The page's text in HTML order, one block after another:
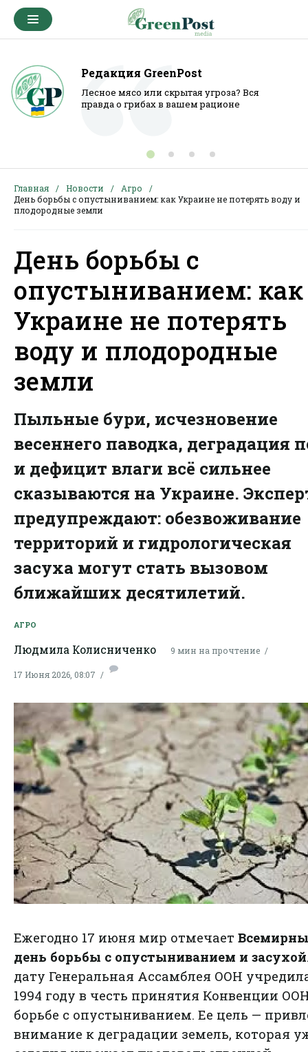
Редакция GreenPost
Лесное мясо или скрытая угроза? Вся
правда о грибах в вашем рационе
Главная Новости
Агро
День борьбы с опустыниванием: как Украине не потерять воду и
плодородные земли
День борьбы с
опустыниванием: как
Украине не потерять
воду и плодородные
земли
Пыльные бури, исчезновение
весеннего паводка, деградация
и дефицит влаги всё сильнее
сказываются на Украине.
предупреждают: обезвоживание
территорий и гидрологическая
засуха могут стать вызовом
ближайших десятилетий.
АГРО
Людмила Колисниченко 9 мин на прочтение
17 Июня 2026, 08:07
Ежегодно 17 июня мир отмечает
день борьбы с опустыниванием и засухой
дату Генеральная Ассамблея ООН
1994 году в честь принятия Конвенции
борьбе с опустыниванием. Ее цель —
внимание к деградации земель, которая